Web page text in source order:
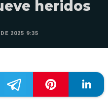
heridos
2025 9:35